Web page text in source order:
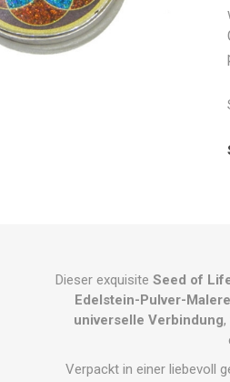
Dieser exquisite Seed of
Edelstein-Pulver-
universelle Verbindung,
Verpackt in einer liebevoll